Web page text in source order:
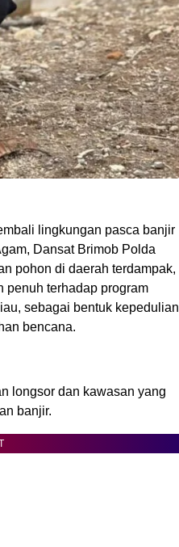
lingkungan pasca banjir
Dansat Brimob Polda
pohon di daerah terdampak,
penuh terhadap program
sebagai bentuk kepedulian
bencana.
longsor dan kawasan yang
banjir.